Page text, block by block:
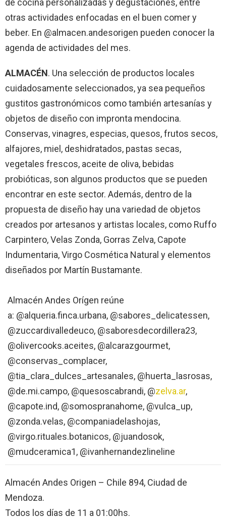
otras actividades enfocadas en el buen comer y
beber. En @almacen.andesorigen pueden conocer la
agenda de actividades del mes.
ALMACÉN. Una selección de productos locales
cuidadosamente seleccionados, ya sea pequeños
gustitos gastronómicos como también artesanías y
objetos de diseño con impronta mendocina.
Conservas, vinagres, especias, quesos, frutos secos,
alfajores, miel, deshidratados, pastas secas,
vegetales frescos, aceite de oliva, bebidas
probióticas, son algunos productos que se pueden
encontrar en este sector. Además, dentro de la
propuesta de diseño hay una variedad de objetos
creados por artesanos y artistas locales, como Ruffo
Carpintero, Velas Zonda, Gorras Zelva, Capote
Indumentaria, Virgo Cosmética Natural y elementos
diseñados por Martín Bustamante.
Almacén Andes Orígen reúne
a: @alqueria.finca.urbana, @sabores_delicatessen,
@zuccardivalledeuco, @saboresdecordillera23,
@olivercooks.aceites, @alcarazgourmet,
@conservas_complacer,
@tia_clara_dulces_artesanales, @huerta_lasrosas,
@de.mi.campo, @quesoscabrandi, @zelva.ar,
@capote.ind, @somospranahome, @vulca_up,
@zonda.velas, @companiadelashojas,
@virgo.rituales.botanicos, @juandosok,
@mudceramica1, @ivanhernandezlineline
Almacén Andes Origen – Chile 894, Ciudad de
Mendoza.
Todos los días de 11 a 01:00hs.